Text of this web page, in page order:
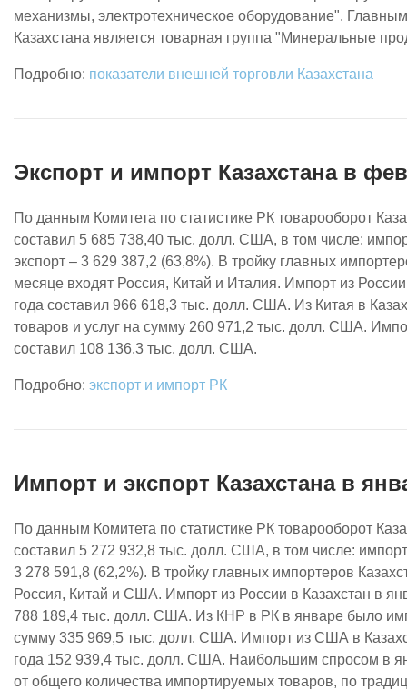
механизмы, электротехническое оборудование".
Казахстана является товарная группа "Минеральные
показатели внешней торговли Казахстана
Экспорт и импорт Казахстана в
По данным Комитета по статистике РК товарооборот
составил 5 685 738,40 тыс. долл. США, в том числе:
экспорт – 3 629 387,2 (63,8%). В тройку главных
месяце входят Россия, Китай и Италия. Импорт из
года составил 966 618,3 тыс. долл. США. Из Китая в
товаров и услуг на сумму 260 971,2 тыс. долл. США.
составил 108 136,3 тыс. долл. США.
экспорт и импорт РК
Импорт и экспорт Казахстана в
По данным Комитета по статистике РК товарооборот
составил 5 272 932,8 тыс. долл. США, в том числе:
3 278 591,8 (62,2%). В тройку главных импортеров
Россия, Китай и США. Импорт из России в Казахстан в
788 189,4 тыс. долл. США. Из КНР в РК в январе было
сумму 335 969,5 тыс. долл. США. Импорт из США в
года 152 939,4 тыс. долл. США. Наибольшим спросом в
от общего количества импортируемых товаров, по